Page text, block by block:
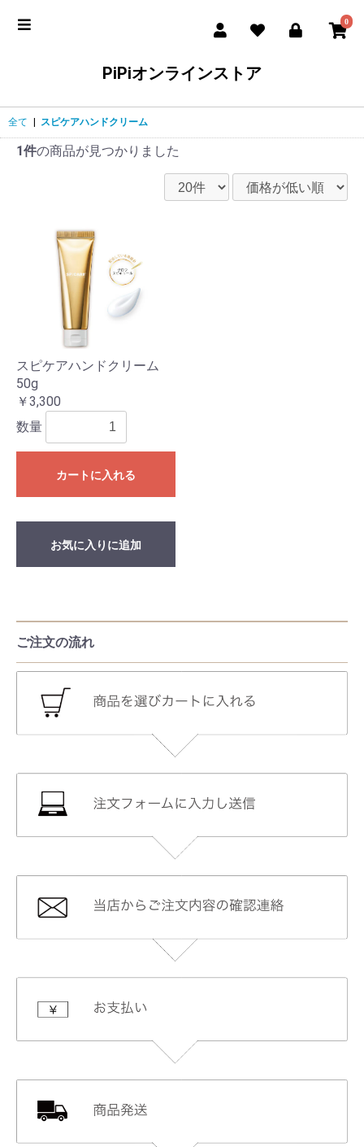
0
PiPiオンラインストア
全て スピケアハンドクリーム
1件の商品が見つかりました
スピケアハンドクリーム
50g
￥3,300
数量
カートに入れる
お気に入りに追加
ご注文の流れ